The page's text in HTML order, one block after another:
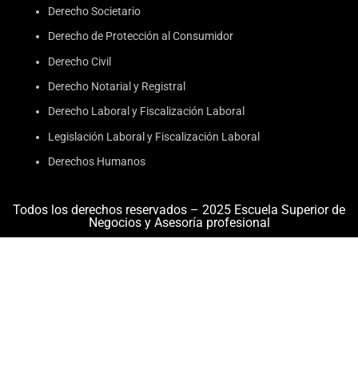
Derecho Societario
Derecho de Protección al Consumidor
Derecho Civil
Derecho Notarial y Registral
Derecho Laboral y Fiscalización Laboral
Legislación Laboral y Fiscalización Laboral
Derechos Humanos
Todos los derechos reservados – 2025 Escuela Superior de
Negocios y Asesoría profesional